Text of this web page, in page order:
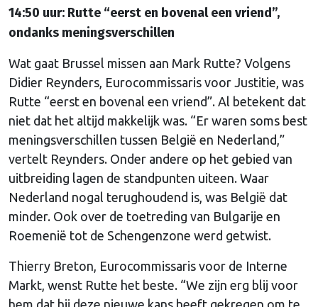
14:50 uur: Rutte “eerst en bovenal een vriend”,
ondanks meningsverschillen
Wat gaat Brussel missen aan Mark Rutte? Volgens
Didier Reynders, Eurocommissaris voor Justitie, was
Rutte “eerst en bovenal een vriend”. Al betekent dat
niet dat het altijd makkelijk was. “Er waren soms best
meningsverschillen tussen België en Nederland,”
vertelt Reynders. Onder andere op het gebied van
uitbreiding lagen de standpunten uiteen. Waar
Nederland nogal terughoudend is, was België dat
minder. Ook over de toetreding van Bulgarije en
Roemenië tot de Schengenzone werd getwist.
Thierry Breton, Eurocommissaris voor de Interne
Markt, wenst Rutte het beste. “We zijn erg blij voor
hem dat hij deze nieuwe kans heeft gekregen om te